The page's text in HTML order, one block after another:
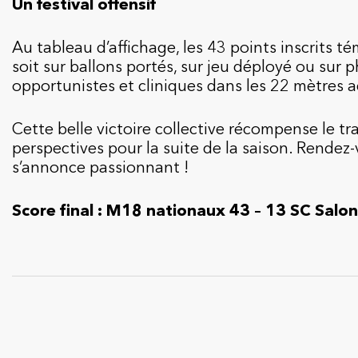
Un festival offensif
Au tableau d’affichage, les 43 points inscrits
soit sur ballons portés, sur jeu déployé ou sur
opportunistes et cliniques dans les 22 mètres
Cette belle victoire collective récompense le
perspectives pour la suite de la saison.
s’annonce passionnant !
Score final : M18 nationaux 43 – 13 SC